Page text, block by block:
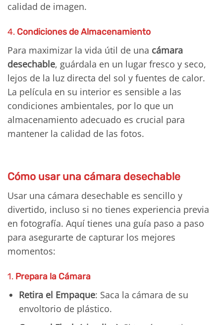
calidad de imagen.
4. Condiciones de Almacenamiento
Para maximizar la vida útil de una cámara
desechable, guárdala en un lugar fresco y seco,
lejos de la luz directa del sol y fuentes de calor.
La película en su interior es sensible a las
condiciones ambientales, por lo que un
almacenamiento adecuado es crucial para
mantener la calidad de las fotos.
Cómo usar una cámara desechable
Usar una cámara desechable es sencillo y
divertido, incluso si no tienes experiencia previa
en fotografía. Aquí tienes una guía paso a paso
para asegurarte de capturar los mejores
momentos:
1. Prepara la Cámara
Retira el Empaque: Saca la cámara de su
envoltorio de plástico.